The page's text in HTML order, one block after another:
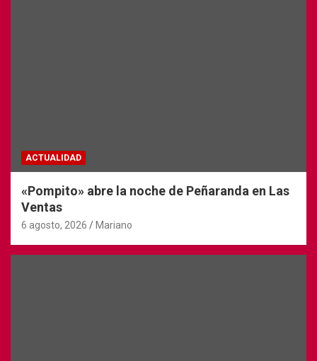
ACTUALIDAD
«Pompito» abre la noche de Peñaranda en Las
Ventas
6 agosto, 2026 Mariano